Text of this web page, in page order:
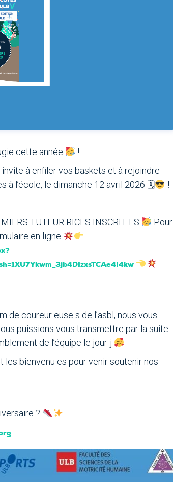
cette année
!
à enfiler vos baskets et à rejoindre
à l’école, le dimanche 12 avril 2026 🗓
!
TUTEUR·RICES INSCRIT·ES
Pour
en ligne
coureur·euse·s de l’asbl, nous vous
puissions vous transmettre par la suite
de l’équipe le jour-j
bienvenu·es pour venir soutenir nos
?